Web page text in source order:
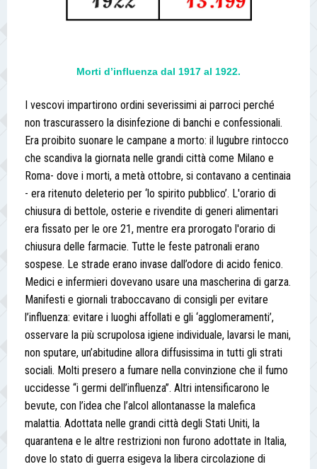
Morti d’influenza dal 1917 al 1922.
I vescovi impartirono ordini severissimi ai parroci perché
non trascurassero la disinfezione di banchi e confessionali.
Era proibito suonare le campane a morto: il lugubre rintocco
che scandiva la giornata nelle grandi città come Milano e
Roma- dove i morti, a metà ottobre, si contavano a centinaia
- era ritenuto deleterio per ‘lo spirito pubblico’. L'orario di
chiusura di bettole, osterie e rivendite di generi alimentari
era fissato per le ore 21, mentre era prorogato l'orario di
chiusura delle farmacie. Tutte le feste patronali erano
sospese. Le strade erano invase dall’odore di acido fenico.
Medici e infermieri dovevano usare una mascherina di garza.
Manifesti e giornali traboccavano di consigli per evitare
l’influenza: evitare i luoghi affollati e gli ‘agglomeramenti’,
osservare la più scrupolosa igiene individuale, lavarsi le mani,
non sputare, un’abitudine allora diffusissima in tutti gli strati
sociali. Molti presero a fumare nella convinzione che il fumo
uccidesse “i germi dell’influenza”. Altri intensificarono le
bevute, con l’idea che l’alcol allontanasse la malefica
malattia. Adottata nelle grandi città degli Stati Uniti, la
quarantena e le altre restrizioni non furono adottate in Italia,
dove lo stato di guerra esigeva la libera circolazione di